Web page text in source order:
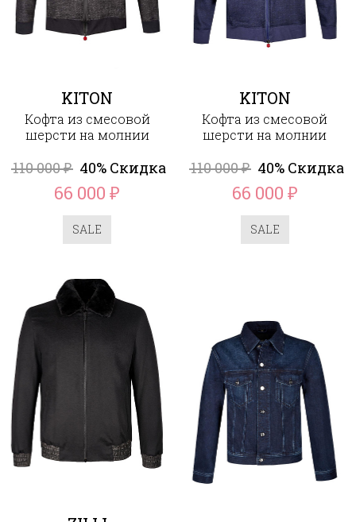
KITON
Кофта из смесовой
шерсти на молнии
110 000₽ 40% Скидка
66 000₽
SALE
KITON
Кофта из смесовой
шерсти на молнии
110 000₽ 40% Скидка
66 000 ₽
SALE